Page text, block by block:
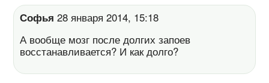
Софья 28 января 2014, 15:18
А вообще мозг после долгих запоев
восстанавливается? И как долго?